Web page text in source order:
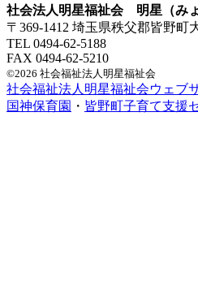
社会法人明星福祉会 明星（み
〒369-1412 埼玉県秩父郡皆野町
TEL 0494-62-5188
FAX 0494-62-5210
©2026 社会福祉法人明星福祉会
社会福祉法人明星福祉会ウェブ
国神保育園 ・ 皆野町子育て支援